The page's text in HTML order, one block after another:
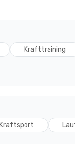
Krafttraining
Kraftsport